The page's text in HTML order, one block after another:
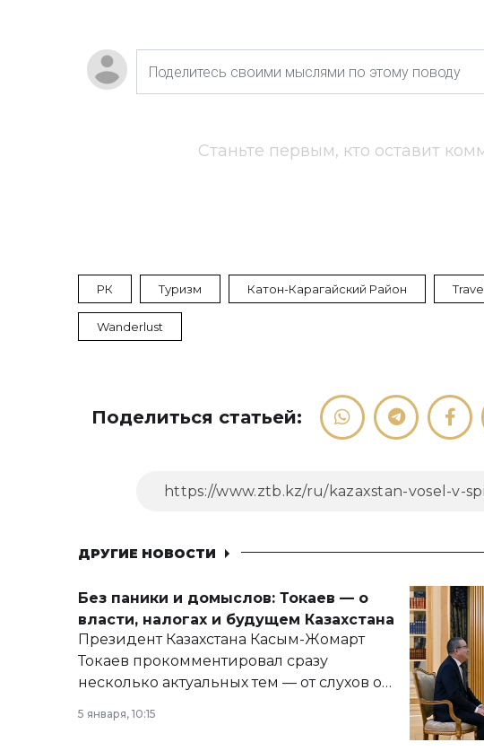
Станьте первым, кто оставит
РК Туризм Катон-Карагайский Район
Wanderlust
Поделиться статьей:
ДРУГИЕ НОВОСТИ
Без паники и домыслов: Токаев — о
власти, налогах и будущем Казахстана
Президент Казахстана Касым-Жомарт
Токаев прокомментировал сразу
несколько актуальных тем — от слухов о
армии, экономики и личного здоровья.
5 января, 10:15